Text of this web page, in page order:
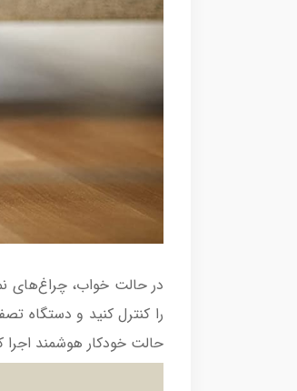
حالت خودکار هوشمند اجرا کنید یا از بین سطوح سرعت 4 برابری انتخاب